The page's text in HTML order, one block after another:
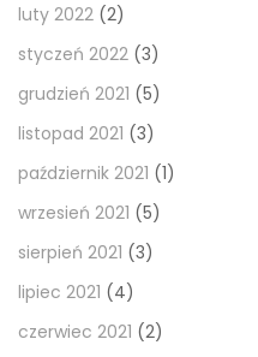
luty 2022 (2)
styczeń 2022 (3)
grudzień 2021 (5)
listopad 2021 (3)
październik 2021 (1)
wrzesień 2021 (5)
sierpień 2021 (3)
lipiec 2021 (4)
czerwiec 2021 (2)